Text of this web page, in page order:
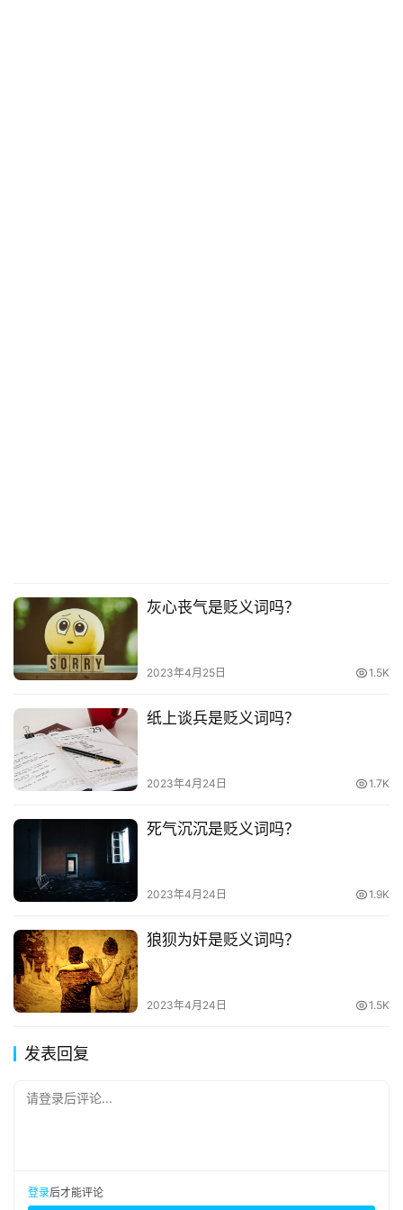
灰心丧气是贬义词吗？
2023年4月25日 1.5K
纸上谈兵是贬义词吗？
2023年4月24日 1.7K
死气沉沉是贬义词吗？
2023年4月24日 1.9K
狼狈为奸是贬义词吗？
2023年4月24日 1.5K
发表回复
请登录后评论...
登录后才能评论